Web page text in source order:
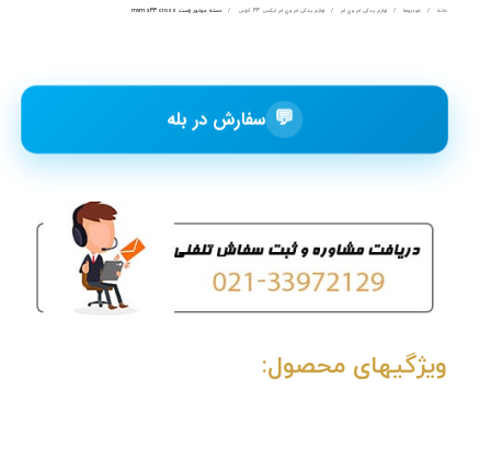
خانه خودروها لوازم یدکی ام وی ام لوازم یدکی ام وی ام ایکس 33 کراس دسته موتور راست mvm x33 cross
💬 سفارش در بله
ویژگیهای محصول: